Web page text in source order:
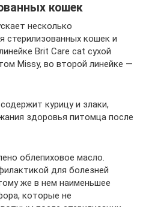
кошек
несколько
стерилизованных кошек и
Brit Care cat сухой
Missy, во второй линейке —
курицу и злаки,
здоровья питомца после
облепиховое масло.
для болезней
же в нем наименьшее
которые не